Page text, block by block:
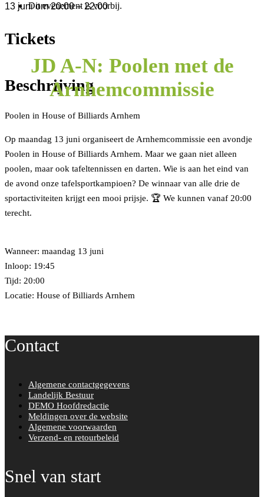
Dit evenement is voorbij.
JD A-N: Poolen met de
Arnhemcommissie
13 juniom20:00–22:00
Tickets
Beschrijving
Poolen in House of Billiards Arnhem
Op maandag 13 juni organiseert de Arnhemcommissie een avondje
Poolen in House of Billiards Arnhem. Maar we gaan niet alleen
poolen, maar ook tafeltennissen en darten. Wie is aan het eind van
de avond onze tafelsportkampioen? De winnaar van alle drie de
sportactiviteiten krijgt een mooi prijsje. 🏆 We kunnen vanaf 20:00
terecht.
Wanneer: maandag 13 juni
Inloop: 19:45
Tijd: 20:00
Locatie: House of Billiards Arnhem
Contact
Algemene contactgegevens
Landelijk Bestuur
DEMO Hoofdredactie
Meldingen over de website
Algemene voorwaarden
Verzend- en retourbeleid
Snel van start